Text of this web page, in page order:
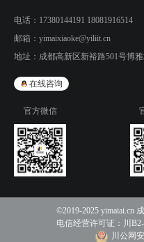
电话： 17380144191 18081916514
邮箱： yimaixiaoke@yiliit.cn
地址： 成都高新区新裕路501号博
在线咨询
官方微信
©2019-2025 yimaiai.cn
电信经营许可证： 川
川公网